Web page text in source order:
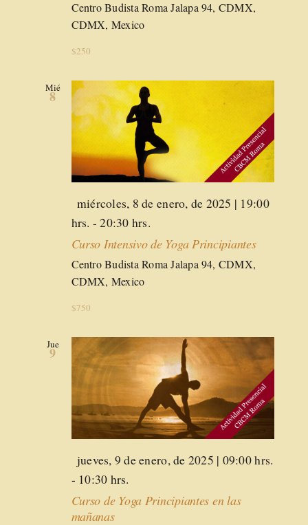
Centro Budista RomaJalapa 94, CDMX,
CDMX, Mexico
$250
Mié
8
Destacado
miércoles, 8 de enero, de 2025 | 19:00
hrs. -20:30 hrs.
Curso Intensivo de Yoga Principiantes
Centro Budista RomaJalapa 94, CDMX,
CDMX, Mexico
$750
Jue
9
Destacado
jueves, 9 de enero, de 2025 | 09:00 hrs.
- 10:30 hrs.
Curso de Yoga Principiantes en las
mañanas